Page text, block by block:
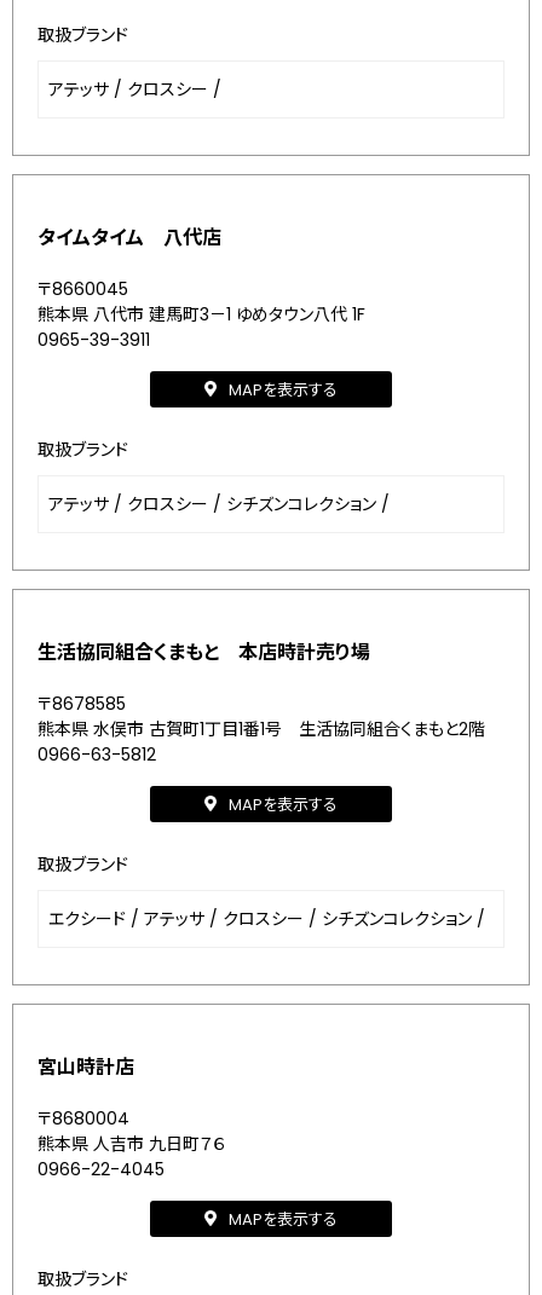
取扱ブランド
アテッサ / クロスシー /
タイムタイム 八代店
〒8660045
熊本県 八代市 建馬町3－1 ゆめタウン八代 1F
0965-39-3911
MAPを表示する
取扱ブランド
アテッサ / クロスシー / シチズンコレクション /
生活協同組合くまもと 本店時計売り場
〒8678585
熊本県 水俣市 古賀町1丁目1番1号 生活協同組合くまもと2階
0966-63-5812
MAPを表示する
取扱ブランド
エクシード / アテッサ / クロスシー / シチズンコレクション /
宮山時計店
〒8680004
熊本県 人吉市 九日町７６
0966-22-4045
MAPを表示する
取扱ブランド